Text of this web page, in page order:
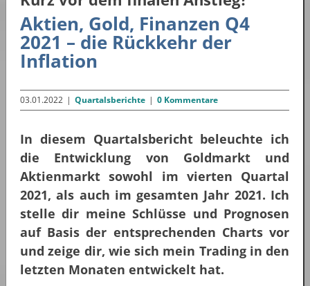
Aktien, Gold, Finanzen Q4
2021 – die Rückkehr der
Inflation
03.01.2022 | Quartalsberichte | 0 Kommentare
In diesem Quartalsbericht beleuchte ich
die Entwicklung von Goldmarkt und
Aktienmarkt sowohl im vierten Quartal
2021, als auch im gesamten Jahr 2021. Ich
stelle dir meine Schlüsse und Prognosen
auf Basis der entsprechenden Charts vor
und zeige dir, wie sich mein Trading in den
letzten Monaten entwickelt hat.